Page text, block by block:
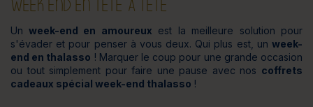
WEEK END EN TÊTE À TÊTE
Un week-end en amoureux est la meilleure solution pour
s'évader et pour penser à vous deux. Qui plus est, un week-
end en thalasso ! Marquer le coup pour une grande occasion
ou tout simplement pour faire une pause avec nos coffrets
cadeaux spécial week-end thalasso !